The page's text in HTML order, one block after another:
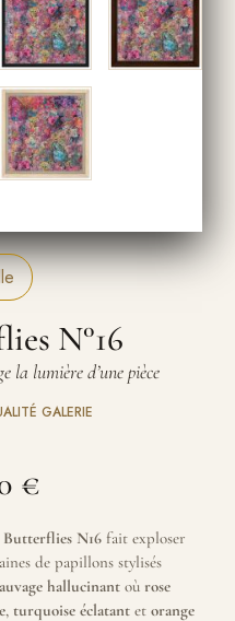
N°16
la lumière d’une pièce
GALERIE
€
N16 fait exploser
de papillons stylisés
hallucinant où rose
, turquoise éclatant et orange